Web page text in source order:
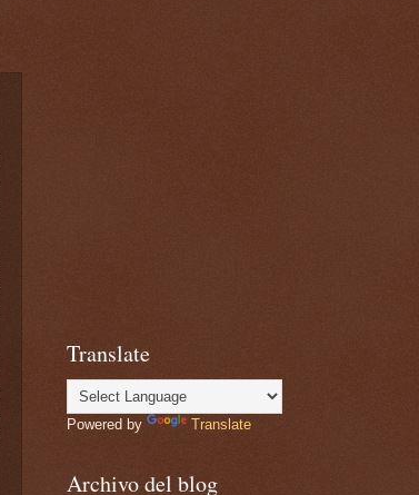
Translate
Powered by Translate
Archivo del blog